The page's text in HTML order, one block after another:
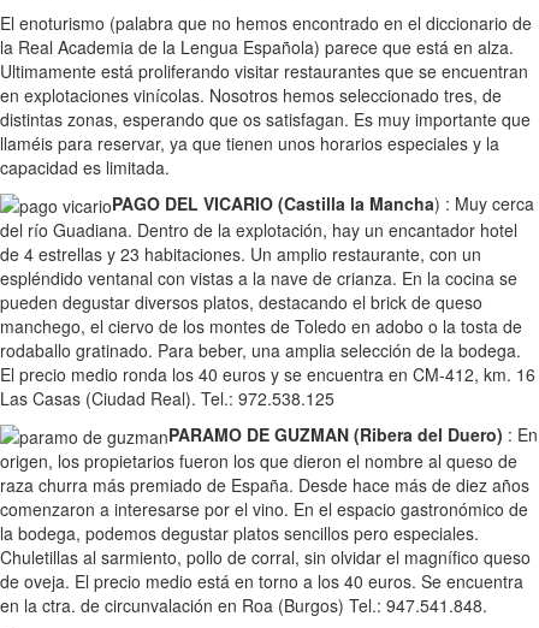
El enoturismo (palabra que no hemos encontrado en el diccionario de
la Real Academia de la Lengua Española) parece que está en alza.
Ultimamente está proliferando visitar restaurantes que se encuentran
en explotaciones vinícolas. Nosotros hemos seleccionado tres, de
distintas zonas, esperando que os satisfagan. Es muy importante que
llaméis para reservar, ya que tienen unos horarios especiales y la
capacidad es limitada.
PAGO DEL VICARIO (Castilla la Mancha) : Muy cerca
del río Guadiana. Dentro de la explotación, hay un encantador hotel
de 4 estrellas y 23 habitaciones. Un amplio restaurante, con un
espléndido ventanal con vistas a la nave de crianza. En la cocina se
pueden degustar diversos platos, destacando el brick de queso
manchego, el ciervo de los montes de Toledo en adobo o la tosta de
rodaballo gratinado. Para beber, una amplia selección de la bodega.
El precio medio ronda los 40 euros y se encuentra en CM-412, km. 16
Las Casas (Ciudad Real). Tel.: 972.538.125
PARAMO DE GUZMAN (Ribera del Duero) : En
origen, los propietarios fueron los que dieron el nombre al queso de
raza churra más premiado de España. Desde hace más de diez años
comenzaron a interesarse por el vino. En el espacio gastronómico de
la bodega, podemos degustar platos sencillos pero especiales.
Chuletillas al sarmiento, pollo de corral, sin olvidar el magnífico queso
de oveja. El precio medio está en torno a los 40 euros. Se encuentra
en la ctra. de circunvalación en Roa (Burgos) Tel.: 947.541.848.